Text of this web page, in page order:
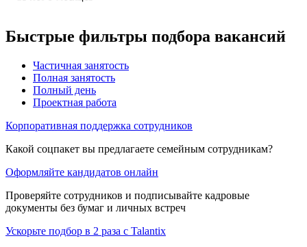
Быстрые фильтры подбора вакансий
Частичная занятость
Полная занятость
Полный день
Проектная работа
Корпоративная поддержка сотрудников
Какой соцпакет вы предлагаете семейным сотрудникам?
Оформляйте кандидатов онлайн
Проверяйте сотрудников и подписывайте кадровые
документы без бумаг и личных встреч
Ускорьте подбор в 2 раза с Talantix